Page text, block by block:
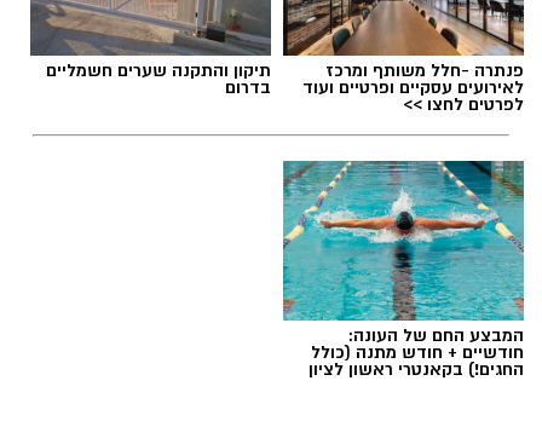
פנתרה -חלל משותף ומרכז
לאירועים עסקיים ופרטיים ועוד
לפרטים לחצו >>
תיקון והתקנה שערים חשמליים
בדרום
המבצע החם של העונה:
חודשיים + חודש מתנה (כולל
החגים!) בקאנטרי ראשון לציון